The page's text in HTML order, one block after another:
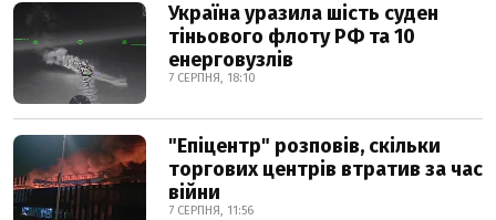
Україна уразила шість суден
тіньового флоту РФ та 10
енерговузлів
7 СЕРПНЯ, 18:10
"Епіцентр" розповів, скільки
торгових центрів втратив за час
війни
7 СЕРПНЯ, 11:56